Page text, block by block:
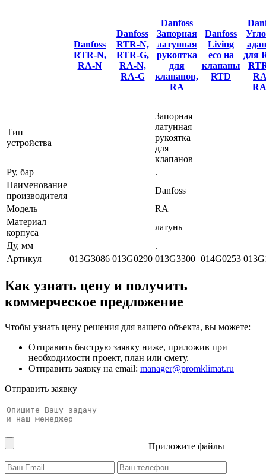
Danfoss
RTR-N,
RA-N
Danfoss
RTR-N,
RTR-G,
RA-N,
RA-G
Danfoss
Запорная
латунная
рукоятка
для
клапанов,
RA
Danfoss
Living
eco на
клапаны
RTD
для
Тип
устройства
Запорная
латунная
рукоятка
для
клапанов
Ру, бар
.
Наименование
производителя
Danfoss
Модель
RA
Материал
корпуса
латунь
Ду, мм
.
Артикул
013G3086 013G0290 013G3300 014G0253
Как узнать цену и получить
коммерческое предложение
Чтобы узнать цену решения для вашего объекта, вы можете:
Отправить быструю заявку ниже, приложив при
необходимости проект, план или смету.
Отправить заявку на email: manager@promklimat.ru
Отправить заявку
Приложите файлы